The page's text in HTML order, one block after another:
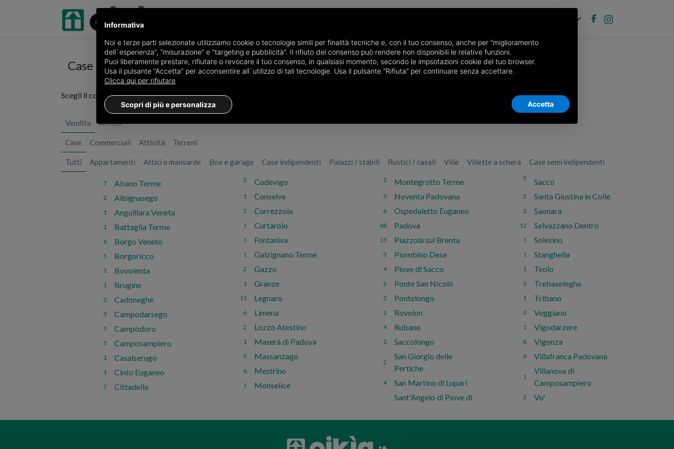
Case in vendita in Padova
Scegli il comune ovedi tutti i 260 annunci di case in provincia di Padova
Vendita Affitto
Case Commerciali Attività Terreni
Tutti Appartamenti Attici e mansarde Box e garage Case indipendenti Palazzi / stabili Rustici / casali Ville Villette a schera Case semi indipendenti
7 Abano Terme
2 Albignasego
1 Anguillara Veneta
1 Battaglia Terme
6 Borgo Veneto
5 Borgoricco
1 Bovolenta
1 Brugine
2 Cadoneghe
3 Campodarsego
5 Campodoro
5 Camposampiero
1 Casalserugo
1 Cinto Euganeo
7 Cittadella
2 Codevigo
1 Conselve
5 Correzzola
1 Curtarolo
1 Fontaniva
1 Galzignano Terme
2 Gazzo
1 Granze
13 Legnaro
6 Limena
2 Lozzo Atestino
1 Maserà di Padova
5 Massanzago
6 Mestrino
1 Monselice
1 Montegrotto Terme
3 Noventa Padovana
6 Ospedaletto Euganeo
68 Padova
13 Piazzola sul Brenta
3 Piombino Dese
4 Piove di Sacco
2 Ponte San Nicolò
2 Pontelongo
2 Rovolon
4 Rubano
1 Saccolongo
2
San Giorgio delle
Pertiche
4 San Martino di Lupari
3
Sant'Angelo di Piove di
Sacco
2 Santa Giustina in Colle
3 Saonara
12 Selvazzano Dentro
1 Solesino
1 Stanghella
1 Teolo
3 Trebaseleghe
1 Tribano
3 Veggiano
1 Vigodarzere
8 Vigonza
6 Villafranca Padovana
1
Villanova di
Camposampiero
3 Vo'
Informativa
Noi e terze parti selezionate utilizziamo cookie o tecnologie simili per finalità tecniche e, con il tuo consenso, anche per “miglioramento
dell`esperienza”, “misurazione” e “targeting e pubblicità”. Il rifiuto del consenso può rendere non disponibili le relative funzioni.
Puoi liberamente prestare, rifiutare o revocare il tuo consenso, in qualsiasi momento, secondo le impsotazioni cookie del tuo browser.
Usa il pulsante “Accetta” per acconsentire all`utilizzo di tali tecnologie. Usa il pulsante “Rifiuta” per continuare senza accettare.
Clicca qui per rifiutare
Scopri di più e personalizza Accetta